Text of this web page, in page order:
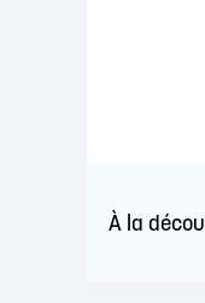
À la